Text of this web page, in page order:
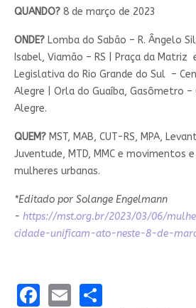
QUANDO?8 de março de 2023
ONDE? Lomba do Sabão – R. Ângelo
Isabel, Viamão – RS | Praça da Matriz
Legislativa do Rio Grande do Sul –
Alegre | Orla do Guaíba, Gasômetro
Alegre.
QUEM? MST, MAB, CUT-RS, MPA,
Juventude, MTD, MMC e movimentos
mulheres urbanas.
*Editado por Solange Engelmann
- https://mst.org.br/2023/03/06/
cidade-unificam-ato-neste-8-de-
Facebook
EmailShare